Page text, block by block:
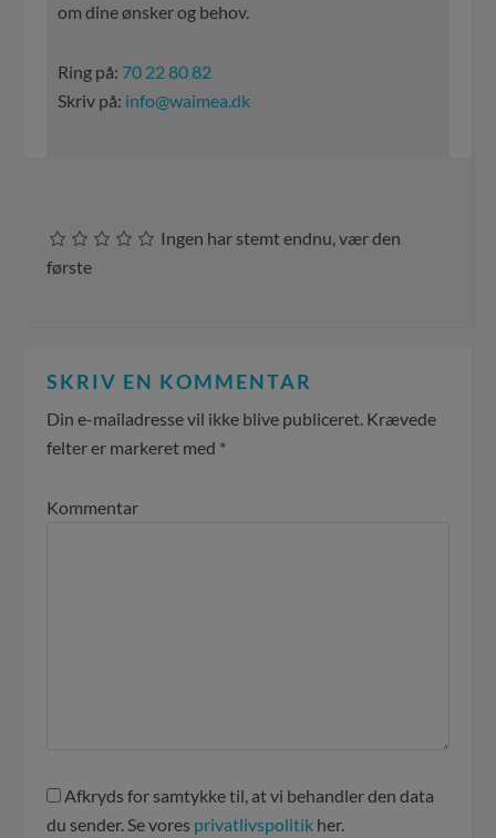
om dine ønsker og behov.
Ring på: 70 22 80 82
Skriv på: info@waimea.dk
Ingen har stemt endnu, vær den
første
SKRIV EN KOMMENTAR
Din e-mailadresse vil ikke blive publiceret. Krævede
felter er markeret med *
Kommentar
Afkryds for samtykke til, at vi behandler den data
du sender. Se vores privatlivspolitik her.